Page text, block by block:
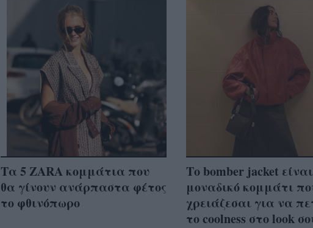
Τα 5 ZARA κομμάτια που
θα γίνουν ανάρπαστα φέτος
το φθινόπωρο
Τo bomber jacket
μοναδικό κομμάτι
χρειάζεσαι για να
το coolness στο look